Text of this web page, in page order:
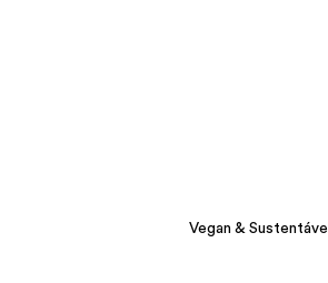
Vegan & Sustentável